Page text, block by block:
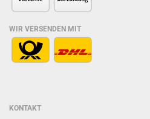
WIR VERSENDEN MIT
KONTAKT